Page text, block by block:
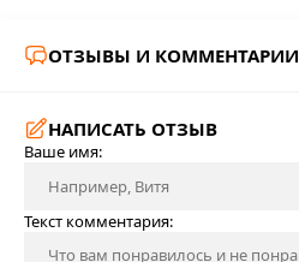
ОТЗЫВЫ И КОММЕНТАРИИ
НАПИСАТЬ ОТЗЫВ
Ваше имя:
Текст комментария: